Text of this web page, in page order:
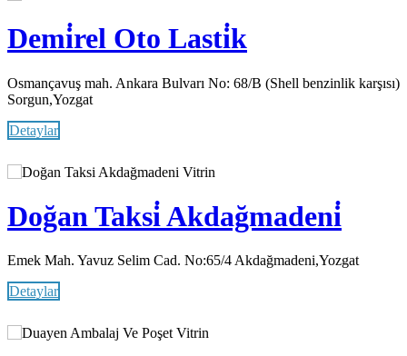
Demi̇rel Oto Lasti̇k
Osmançavuş mah. Ankara Bulvarı No: 68/B (Shell benzinlik karşısı)
Sorgun,Yozgat
Detaylar
Vitrin
Doğan Taksi̇ Akdağmadeni̇
Emek Mah. Yavuz Selim Cad. No:65/4 Akdağmadeni,Yozgat
Detaylar
Vitrin